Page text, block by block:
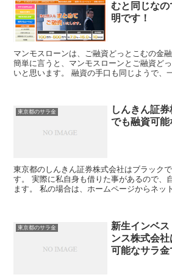
むと同じな
明です！
マンモスローンは、ご融資どっとこむの金
簡単に言うと、マンモスローンとご融資ど
いと思います。 融資の手口も同じようで、
東京都のサラ金
しんきん証
でも融資可能
東京都のしんきん証券株式会社はブラック
す。 実際に私自身も借りた事があるので、
ます。 私の場合は、ホームページからネッ
東京都のサラ金
新生インベ
ンス株式会
可能なサラ金